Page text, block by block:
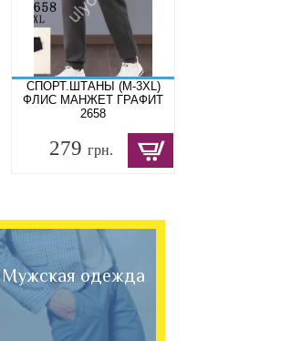
СПОРТ.ШТАНЫ (M-3XL)
ФЛИС МАНЖЕТ ГРАФИТ
2658
279 грн.
Мужская одежда